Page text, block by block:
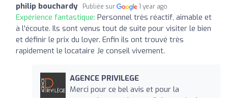
philip bouchardy Publiée sur 1 year ago
Expérience fantastique: Personnel très réactif, aimable et
à l'écoute. Ils sont venus tout de suite pour visiter le bien
et définir le prix du loyer. Enfin ils ont trouvé très
rapidement le locataire Je conseil vivement.
AGENCE PRIVILEGE
Merci pour ce bel avis et pour la